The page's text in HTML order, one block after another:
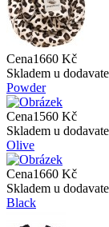
Cena1660 Kč
Skladem u
Powder
Cena1560 Kč
Skladem u
Olive
Cena1660 Kč
Skladem u
Black